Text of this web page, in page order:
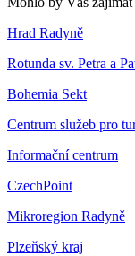
Hrad Radyně
Rotunda sv. Petra a
Bohemia Sekt
Centrum služeb pro
Informační centrum
CzechPoint
Mikroregion Radyně
Plzeňský kraj